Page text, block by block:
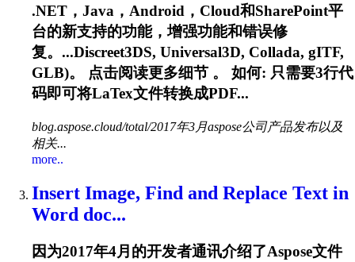
.NET，Java，Android，Cloud和SharePoint平
台的新支持的功能，增强功能和错误修
复。...Discreet3DS, Universal3D, Collada, gITF,
GLB)。 点击阅读更多细节 。 如何: 只需要3行代
码即可将LaTex文件转换成PDF...
blog.aspose.cloud/total/2017年3月aspose公司产品发布以及
相关...
more..
Insert Image, Find and Replace Text in
Word doc...
因为2017年4月的开发者通讯介绍了Aspose文件